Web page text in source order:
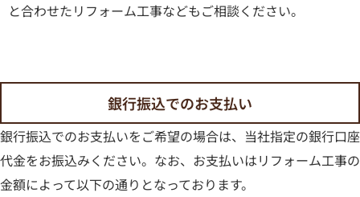
と合わせたリフォーム工事などもご相談ください。
銀行振込でのお支払い
銀行振込でのお支払いをご希望の場合は、当社指定の銀行口座
代金をお振込みください。 なお、お支払いはリフォーム工事の
金額によって以下の通りとなっております。